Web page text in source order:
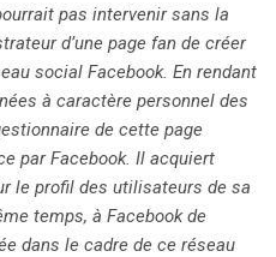
pas intervenir sans la
d’une page fan de créer
social Facebook. En rendant
à caractère personnel des
de cette page
par Facebook. Il acquiert
le profil des utilisateurs de sa
temps, à Facebook de
dans le cadre de ce réseau